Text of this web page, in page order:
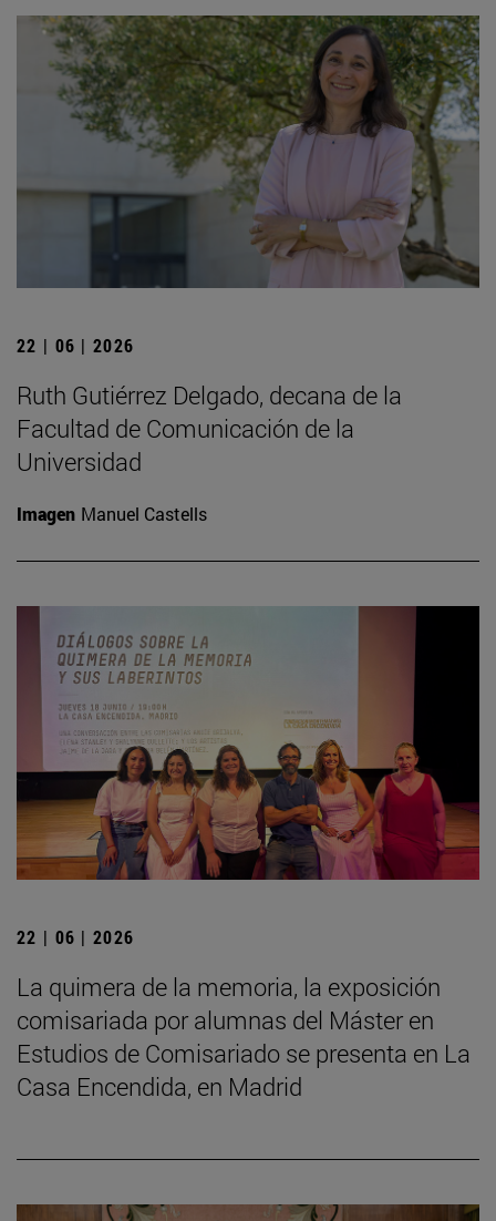
22 | 06 | 2026
Ruth Gutiérrez Delgado, decana de la
Facultad de Comunicación de la
Universidad
Imagen Manuel Castells
22 | 06 | 2026
La quimera de la memoria, la exposición
comisariada por alumnas del Máster en
Estudios de Comisariado se presenta en La
Casa Encendida, en Madrid